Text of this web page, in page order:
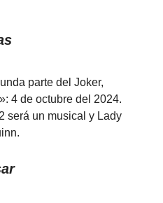
parte del Joker,
»: 4 de octubre del 2024.
será un musical y Lady